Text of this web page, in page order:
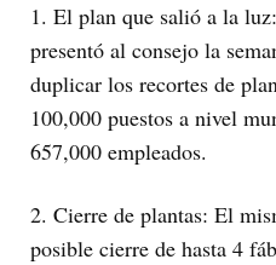
1. El plan que salió a la
presentó al consejo la
duplicar los recortes de
100,000 puestos a nivel
657,000 empleados.
2. Cierre de plantas: El
posible cierre de hasta 4